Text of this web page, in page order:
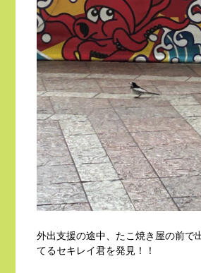
外出支援の途中、たこ焼き屋の前で
てるセキレイ君を発見！！